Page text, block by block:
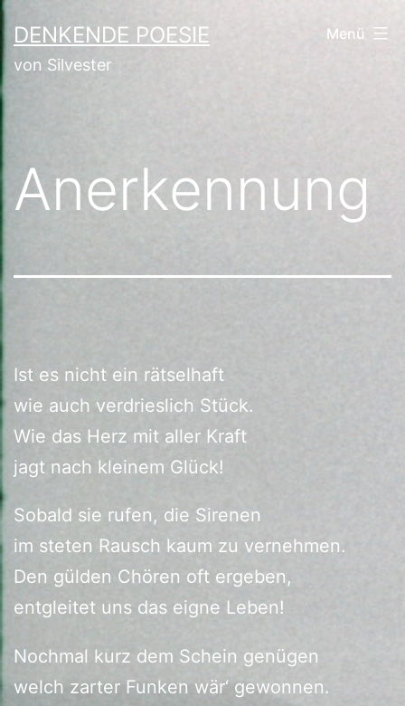
Zum
Inhalt
springen
DENKENDE POESIE
von Silvester
Menü
Anerkennung
Ist es nicht ein rätselhaft
wie auch verdrieslich Stück.
Wie das Herz mit aller Kraft
jagt nach kleinem Glück!
Sobald sie rufen, die Sirenen
im steten Rausch kaum zu vernehmen.
Den gülden Chören oft ergeben,
entgleitet uns das eigne Leben!
Nochmal kurz dem Schein genügen
welch zarter Funken wär‘ gewonnen.